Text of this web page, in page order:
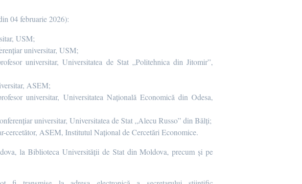
04 februarie 2026):
USM;
universitar, USM;
universitar, Universitatea de Stat „Politehnica din Jitomir”,
ASEM;
universitar, Universitatea Națională Economică din Odesa,
universitar, Universitatea de Stat „Alecu Russo” din Bălți;
cercetător, ASEM, Institutul Național de Cercetări Economice.
la Biblioteca Universității de Stat din Moldova, precum și pe